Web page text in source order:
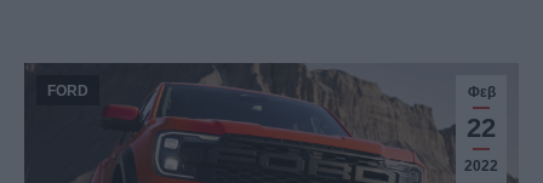
Φεβ
22
2022
FORD